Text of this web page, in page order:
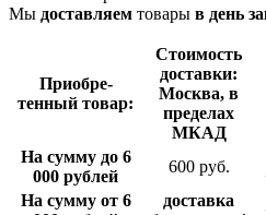
Мы доставляем товары в день
Приобре­
тенный товар:
Стои­мость
доставки:
Москва, в
пределах
МКАД
На сумму до 6
000 рублей
600 руб.
На сумму от 6
доставка